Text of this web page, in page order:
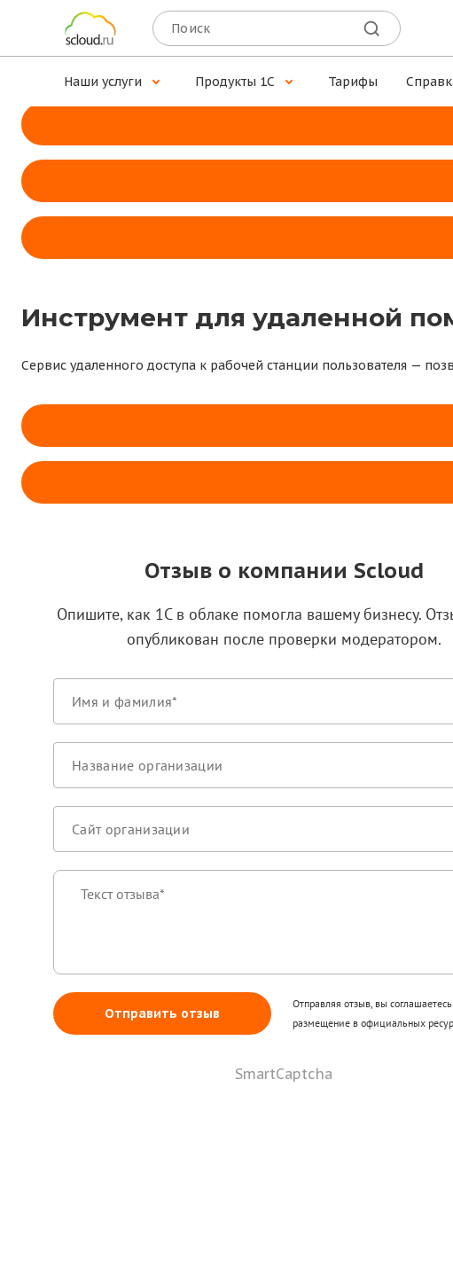
Доступ к 1С для MacOS
Инструмент для удаленной
Сервис удаленного доступа к рабочей станции пользователя —
Наши услуги Продукты 1С Тарифы
Отзыв о компании Scloud
Опишите, как 1С в облаке помогла вашему бизнесу.
опубликован после проверки модератором.
Отправить отзыв
Отправляя отзыв, вы
размещение в официальных
SmartCaptcha